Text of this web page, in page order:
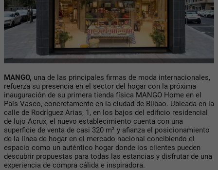
MANGO, una de las principales firmas de moda internacionales,
refuerza su presencia en el sector del hogar con la próxima
inauguración de su primera tienda física MANGO Home en el
País Vasco, concretamente en la ciudad de Bilbao. Ubicada en la
calle de Rodríguez Arias, 1, en los bajos del edificio residencial
de lujo Acrux, el nuevo establecimiento cuenta con una
superficie de venta de casi 320 m² y afianza el posicionamiento
de la línea de hogar en el mercado nacional concibiendo el
espacio como un auténtico hogar donde los clientes pueden
descubrir propuestas para todas las estancias y disfrutar de una
experiencia de compra cálida e inspiradora.